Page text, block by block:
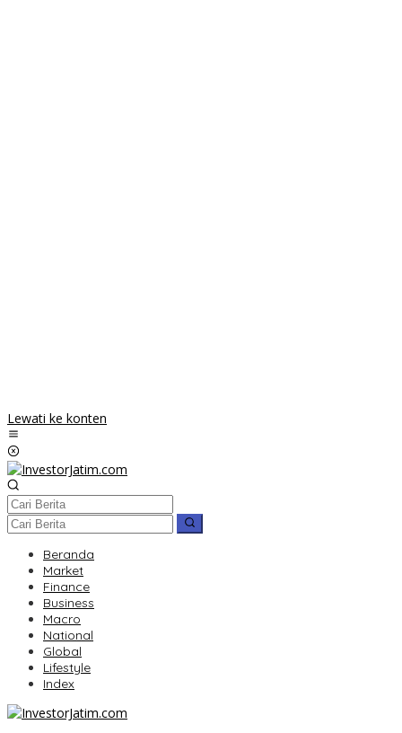
Lewati ke konten
Beranda
Market
Finance
Business
Macro
National
Global
Lifestyle
Index